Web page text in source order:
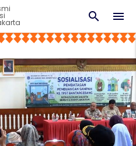
menu
search